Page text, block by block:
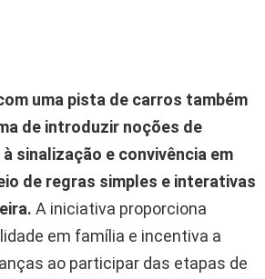
uma pista de carros também
de introduzir noções de
sinalização e convivência em
de regras simples e interativas
A iniciativa proporciona
em família e incentiva a
ao participar das etapas de